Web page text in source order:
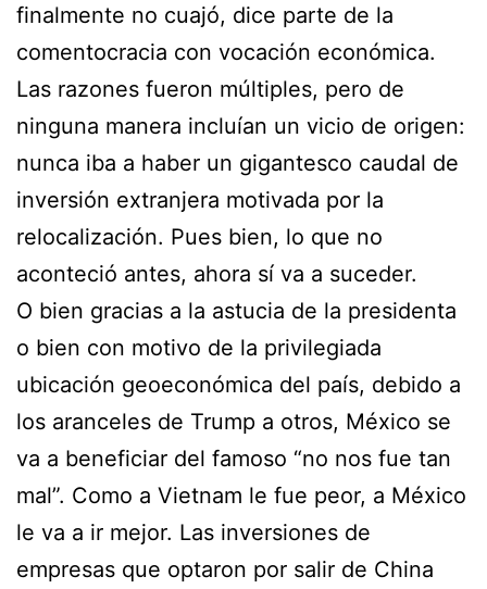
finalmente no cuajó, dice parte de la
comentocracia con vocación económica.
Las razones fueron múltiples, pero de
ninguna manera incluían un vicio de origen:
nunca iba a haber un gigantesco caudal de
inversión extranjera motivada por la
relocalización. Pues bien, lo que no
aconteció antes, ahora sí va a suceder.
O bien gracias a la astucia de la presidenta
o bien con motivo de la privilegiada
ubicación geoeconómica del país, debido a
los aranceles de Trump a otros, México se
va a beneficiar del famoso “no nos fue tan
mal”. Como a Vietnam le fue peor, a México
le va a ir mejor. Las inversiones de
empresas que optaron por salir de China